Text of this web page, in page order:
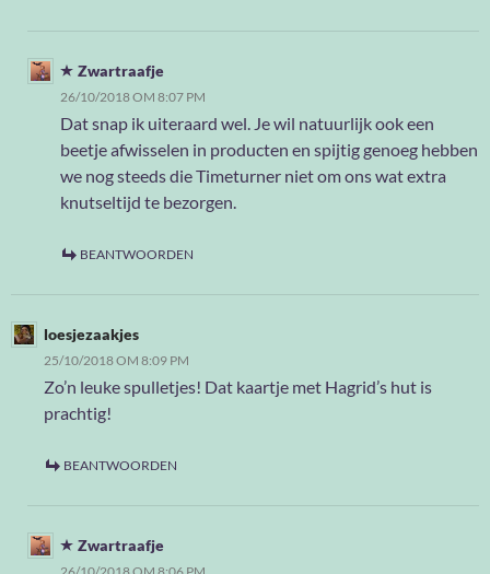
Zwartraafje
26/10/2018 OM 8:07 PM
Dat snap ik uiteraard wel. Je wil natuurlijk ook een
beetje afwisselen in producten en spijtig genoeg hebben
we nog steeds die Timeturner niet om ons wat extra
knutseltijd te bezorgen.
BEANTWOORDEN
loesjezaakjes
25/10/2018 OM 8:09 PM
Zo’n leuke spulletjes! Dat kaartje met Hagrid’s hut is
prachtig!
BEANTWOORDEN
Zwartraafje